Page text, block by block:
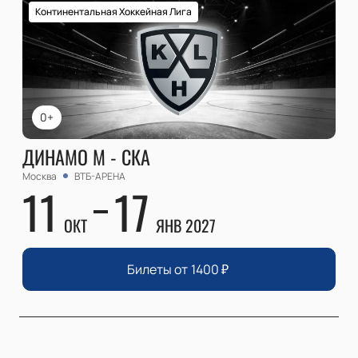
0+
Континентальная Хоккейная Лига
ДИНАМО М - СКА
Москва ВТБ-АРЕНА
11 ОКТ 17 ЯНВ 2027
Билеты от 1400₽